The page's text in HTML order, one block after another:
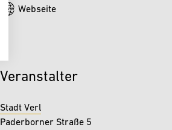
Webseite
Veranstalter
Stadt Verl
Paderborner Straße 5